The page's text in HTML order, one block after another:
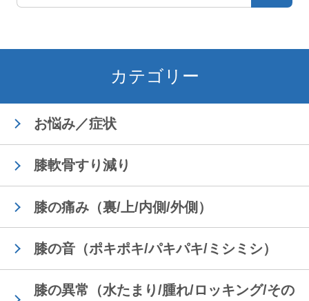
カテゴリー
お悩み／症状
膝軟骨すり減り
膝の痛み（裏/上/内側/外側）
膝の音（ポキポキ/パキパキ/ミシミシ）
膝の異常（水たまり/腫れ/ロッキング/その